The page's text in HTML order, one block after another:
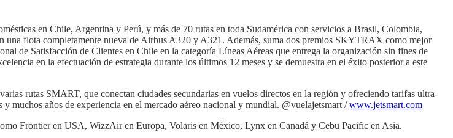
en Chile, Argentina y Perú, y más de 70 rutas en toda Sudamérica con servicios a Brasil, Colombia,
una flota completamente nueva de Airbus A320 y A321. Además, suma dos premios SKYTRAX como mejor
de Satisfacción de Clientes en Chile en la categoría Líneas Aéreas que entrega la organización sin fines de
en la efectuación de estrategia durante los últimos 12 meses y se demuestra en el éxito posterior a este
rutas SMART, que conectan ciudades secundarias en vuelos directos en la región y ofreciendo tarifas ultra-
muchos años de experiencia en el mercado aéreo nacional y mundial. @vuelajetsmart /www.jetsmart.com
Frontier en USA, WizzAir en Europa, Volaris en México, Lynx en Canadá y Cebu Pacific en Asia.